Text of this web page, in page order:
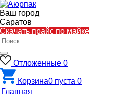
Ваш город
Саратов
Скачать прайс по майке
Отложенные 0
Корзина0 пуста 0
Главная